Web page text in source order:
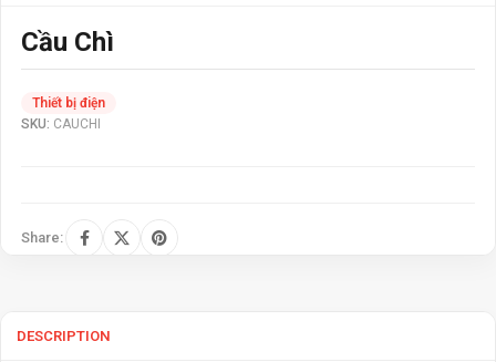
Cầu Chì
SKU: CAUCHI
Thiết bị điện
Share:
DESCRIPTION